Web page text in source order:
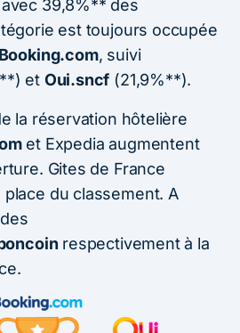
39,8%** des
est toujours occupée
Booking.com, suivi
et Oui.sncf (21,9%**).
la réservation hôtelière
et Expedia augmentent
Gites de France
du classement. A
respectivement à la